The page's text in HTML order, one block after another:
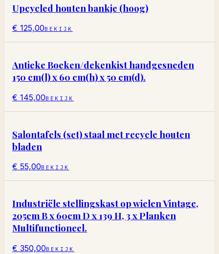
Upcycled houten bankje (hoog)
€ 125,00BEKIJK
Antieke Boeken/dekenkist handgesneden
150 cm(l) x 60 cm(h) x 50 cm(d).
€ 145,00BEKIJK
Salontafels (set) staal met recycle houten
bladen
€ 55,00BEKIJK
Industriële stellingskast op wielen Vintage,
205cm B x 60cm D x 139 H, 3 x Planken
Multifunctioneel.
€ 350,00BEKIJK